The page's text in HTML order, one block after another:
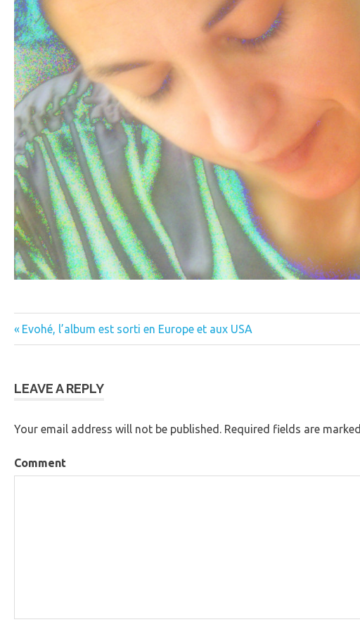
Post
Previous
Post:
Evohé, l’album est sorti en Europe et aux USA
LEAVE A REPLY
Your email address will not be published.Required fields are marked
Comment